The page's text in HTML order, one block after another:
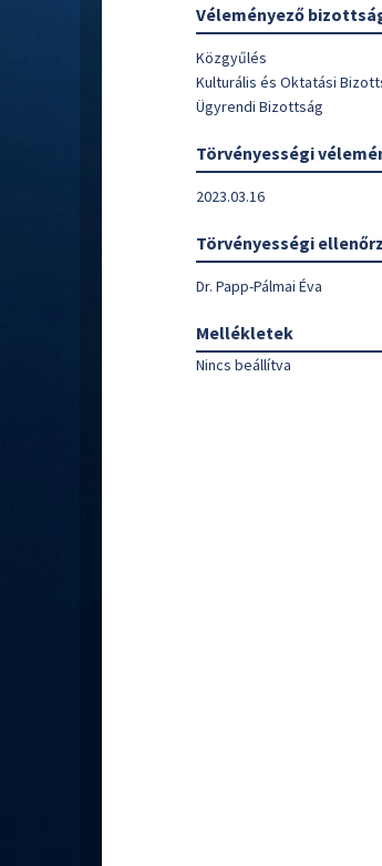
Véleményező
Közgyűlés
Kulturális és Oktatási
Ügyrendi Bizottság
Törvényességi
2023.03.16
Törvényességi
Dr. Papp-Pálmai Éva
Mellékletek
Nincs beállítva